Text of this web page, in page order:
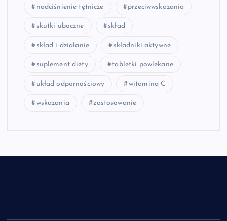
nadciśnienie tętnicze przeciwwskazania
skutki uboczne skład
skład i działanie składniki aktywne
suplement diety tabletki powlekane
układ odpornościowy witamina C
wskazania zastosowanie